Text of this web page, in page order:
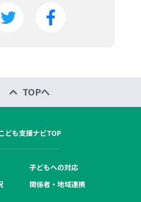
TOPへ
ども支援ナビTOP
子どもへの対応
関係者・地域連携